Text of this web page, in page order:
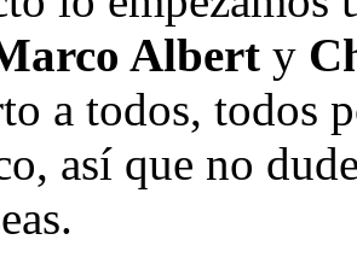
Albert y
a todos, todos
así que no